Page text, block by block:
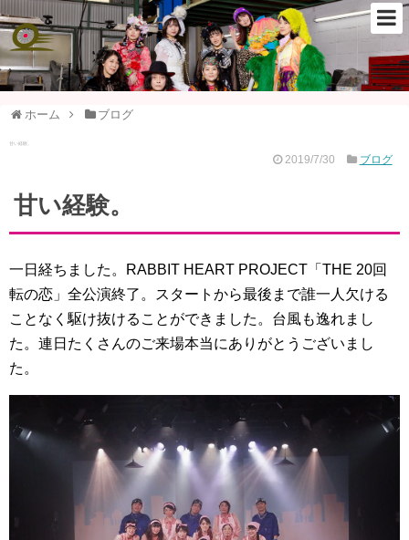
ホーム ブログ
甘い経験。
2019/7/30 ブログ
甘い経験。
一日経ちました。RABBIT HEART PROJECT「THE 20回
転の恋」全公演終了。スタートから最後まで誰一人欠ける
ことなく駆け抜けることができました。台風も逸れまし
た。連日たくさんのご来場本当にありがとうございまし
た。